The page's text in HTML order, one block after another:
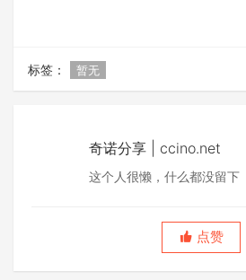
标签： 暂无
奇诺分享 | ccino.net
这个人很懒，什么都没留下
点赞